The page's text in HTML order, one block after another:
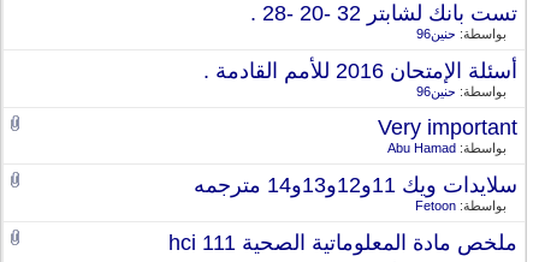
تست بانك لشابتر 32 -20 -28 .
بواسطة:حنين96
أسئلة الإمتحان 2016 للأمم القادمة .
بواسطة:حنين96
Very important
بواسطة:Abu Hamad
سلايدات ويك 11و12و13و14 مترجمه
بواسطة:Fetoon
ملخص مادة المعلوماتية الصحية hci 111